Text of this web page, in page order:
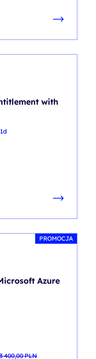
with
PROMOCJA
Azure
3 400,00PLN